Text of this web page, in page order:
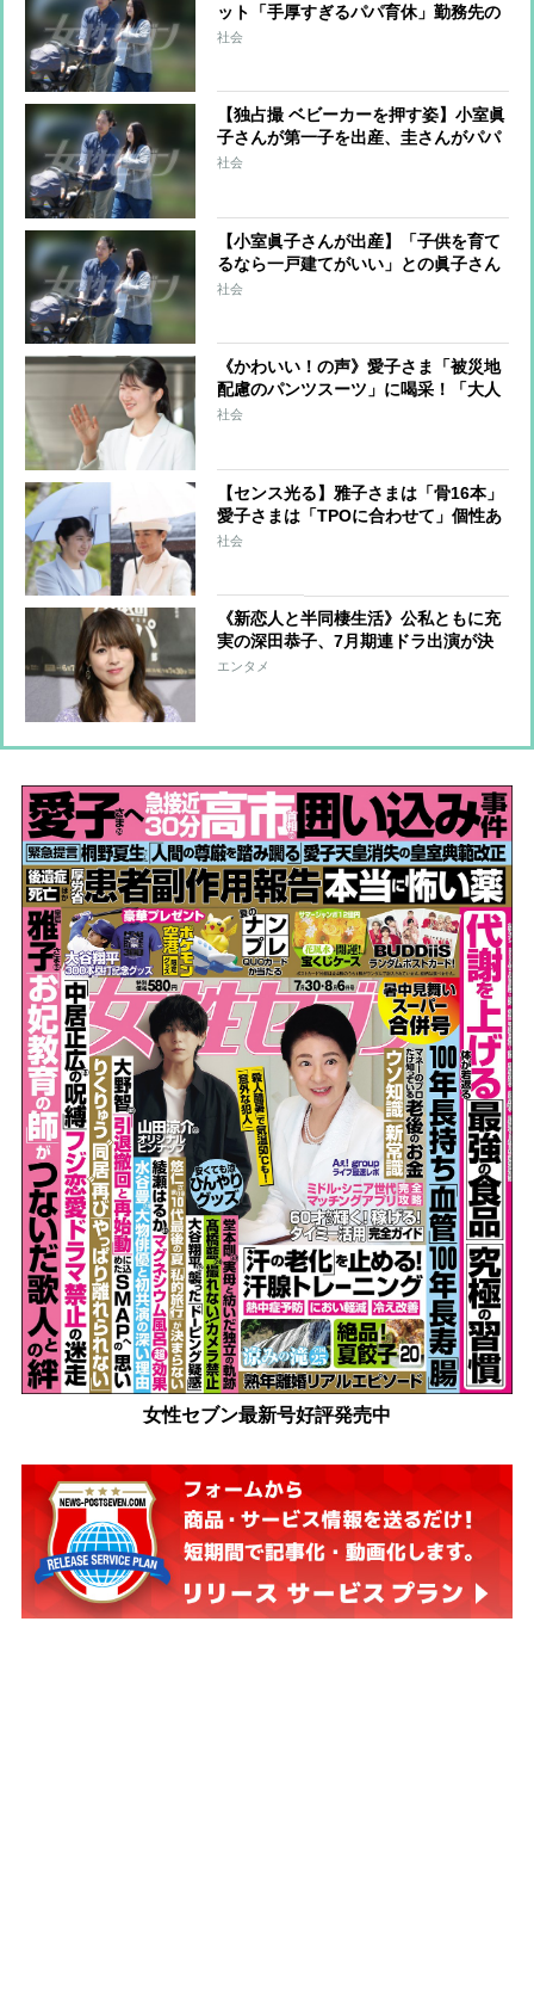
ット「手厚すぎるパパ育休」勤務先の
最高な福利厚生で眞子さんも安心
社会
【独占撮 ベビーカーを押す姿】小室眞
子さんが第一子を出産、圭さんがパパ
に！ 新居に引っ越し、“理想の家”で
社会
【小室眞子さんが出産】「子供を育て
るなら一戸建てがいい」との眞子さん
の願いを叶えるべく、レンガ造り
社会
《かわいい！の声》愛子さま「被災地
配慮のパンツスーツ」に喝采！「大人
っぽさ」と「親しみやすさ」同居の絶
社会
【センス光る】雅子さまは「骨16本」
愛子さまは「TPOに合わせて」個性あ
る《皇族の意外な傘事情》
社会
《新恋人と半同棲生活》公私ともに充
実の深田恭子、7月期連ドラ出演が決
定、ラジオパーソナリティにも挑戦
エンタメ
女性セブン最新号好評発売中